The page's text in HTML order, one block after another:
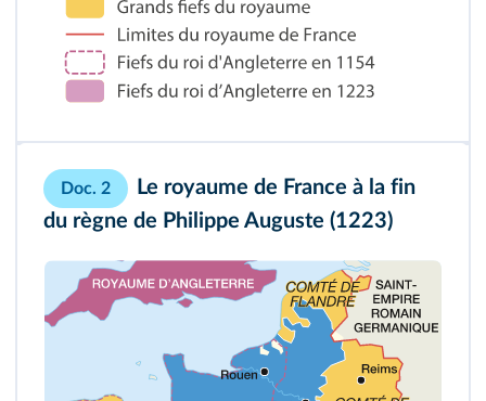
Doc. 2
Le royaume de France à la fin
du règne de Philippe Auguste (1223)